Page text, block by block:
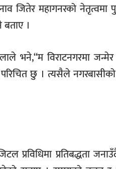
जितेर महागनरको नेतृत्वमा
।
भने,“म विराटनगरमा
छु । त्यसैले
प्रतिबद्धता